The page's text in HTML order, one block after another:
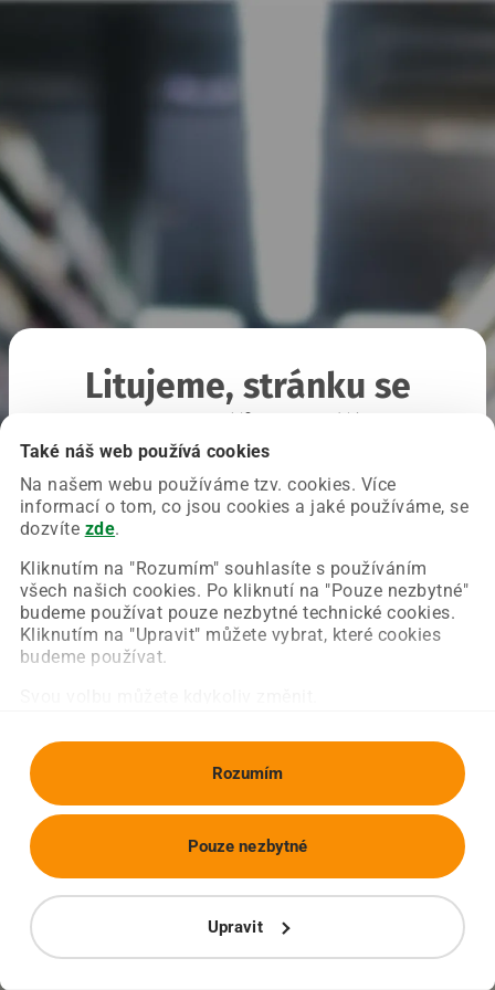
Také náš web používá cookies
Na našem webu používáme tzv. cookies. Více
informací o tom, co jsou cookies a jaké používáme, se
dozvíte zde.
Kliknutím na "Rozumím" souhlasíte s používáním
všech našich cookies. Po kliknutí na "Pouze nezbytné"
budeme používat pouze nezbytné technické cookies.
Kliknutím na "Upravit" můžete vybrat, které cookies
budeme používat.
Rozumím
Upravit
Pouze nezbytné
Litujeme, stránku se
Chyba nastala na naší straně a už ji opravujeme.
Zkuste prosím znovu načíst požadovanou stránku.
Obnovit stránku Úvodní strana